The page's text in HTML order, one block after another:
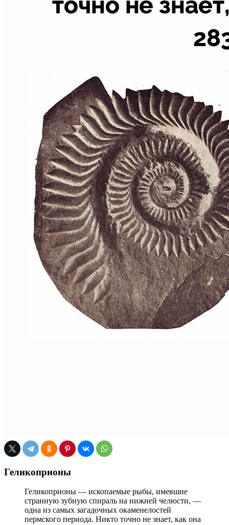
Геликоприоны
Геликоприоны — ископаемые рыбы, имевшие
странную зубную спираль на нижней челюсти, —
одна из самых загадочных окаменелостей
пермского периода. Никто точно не знает, как она